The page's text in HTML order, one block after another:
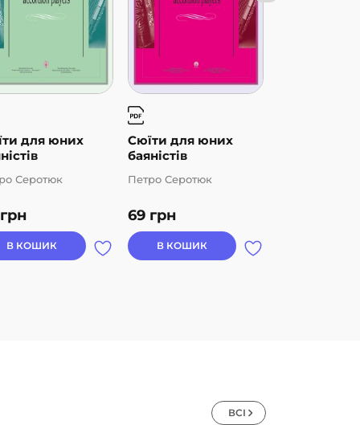
для юних
грн
Серотюк
В КОШИК
Сюїти для юних
баяністів
69 грн
Петро Серотюк
В КОШИК
ВСІ